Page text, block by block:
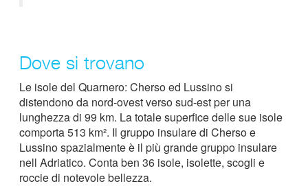
Dove si trovano
Le isole del Quarnero: Cherso ed Lussino si
distendono da nord-ovest verso sud-est per una
lunghezza di 99 km. La totale superfice delle sue isole
comporta 513 km². Il gruppo insulare di Cherso e
Lussino spazialmente è il più grande gruppo insulare
nell Adriatico. Conta ben 36 isole, isolette, scogli e
roccie di notevole bellezza.